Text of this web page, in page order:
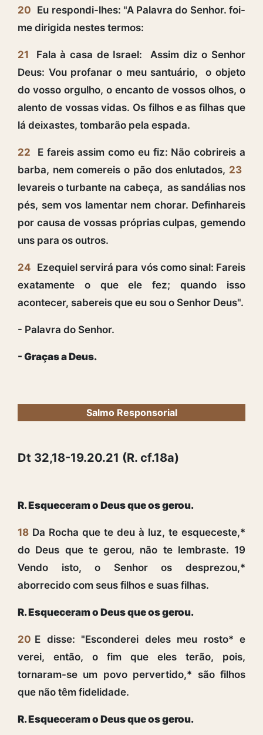
20 Eu respondi-lhes: "A Palavra do Senhor. foi-
me dirigida nestes termos:
21
Fala à casa de Israel: Assim diz o Senhor
Deus: Vou profanar o meu santuário, o objeto
do vosso orgulho, o encanto de vossos olhos, o
alento de vossas vidas. Os filhos e as filhas que
lá deixastes, tombarão pela espada.
22
E fareis assim como eu fiz: Não cobrireis a
barba, nem comereis o pão dos enlutados, 23
levareis o turbante na cabeça, as sandálias nos
pés, sem vos lamentar nem chorar. Definhareis
por causa de vossas próprias culpas, gemendo
uns para os outros.
24 Ezequiel servirá para vós como sinal: Fareis
exatamente o que ele fez; quando isso
acontecer, sabereis que eu sou o Senhor Deus".
- Palavra do Senhor.
- Graças a Deus.
Salmo Responsorial
Dt 32,18-19.20.21 (R. cf.18a)
R. Esqueceram o Deus que os gerou.
18 Da Rocha que te deu à luz, te esqueceste,*
do Deus que te gerou, não te lembraste. 19
Vendo isto, o Senhor os desprezou,*
aborrecido com seus filhos e suas filhas.
R. Esqueceram o Deus que os gerou.
20 E disse: "Esconderei deles meu rosto* e
verei, então, o fim que eles terão, pois,
tornaram-se um povo pervertido,* são filhos
que não têm fidelidade.
R. Esqueceram o Deus que os gerou.